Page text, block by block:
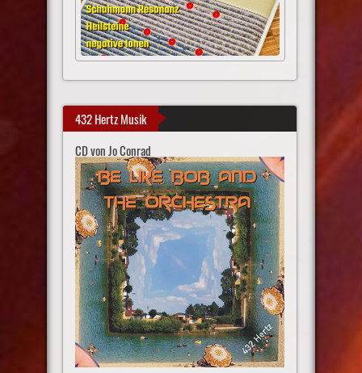
432 Hertz Musik
CD von Jo Conrad